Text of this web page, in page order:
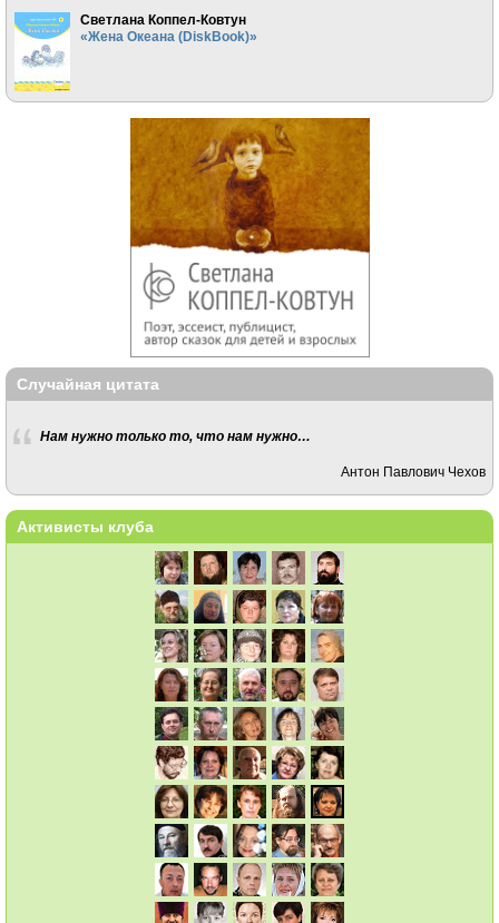
Светлана Коппел-Ковтун
«Жена Океана (DiskBook)»
Случайная цитата
Нам нужно только то, что нам нужно…
Антон Павлович Чехов
Активисты клуба